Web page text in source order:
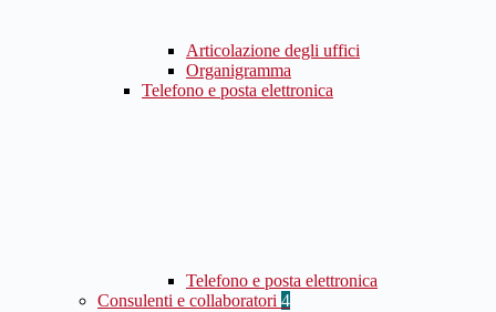
Articolazione degli uffici
Organigramma
Telefono e posta elettronica
Telefono e posta elettronica
Consulenti e collaboratori 4